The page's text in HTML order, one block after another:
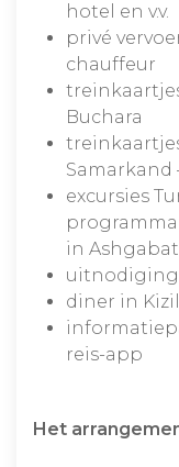
hotel en v.v.
privé
chauffeur
Buchara
Samarkand
excursies
in Ashgabat
diner in
reis-app
Het